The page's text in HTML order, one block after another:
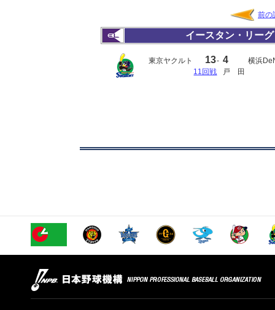
前の
イースタン・リーグ
東京ヤクルト 13- 4
横浜
11回戦
戸 田